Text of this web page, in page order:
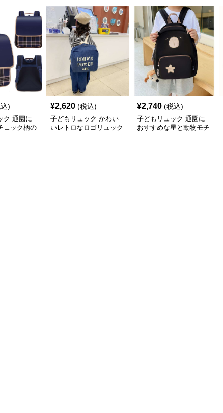
)
ク 通園に
ック柄の
¥2,620 (税込)
子どもリュック かわい
いレトロなロゴリュック
¥2,740 (税込)
子どもリュック 通園に
おすすめな星と動物モチ